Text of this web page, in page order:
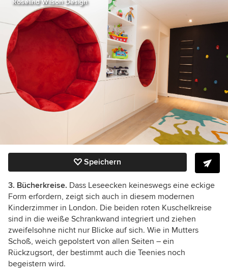
Speichern
3. Bücherkreise. Dass Leseecken keineswegs eine eckige
Form erfordern, zeigt sich auch in diesem modernen
Kinderzimmer in London. Die beiden roten Kuschelkreise
sind in die weiße Schrankwand integriert und ziehen
zweifelsohne nicht nur Blicke auf sich. Wie in Mutters
Schoß, weich gepolstert von allen Seiten – ein
Rückzugsort, der bestimmt auch die Teenies noch
begeistern wird.